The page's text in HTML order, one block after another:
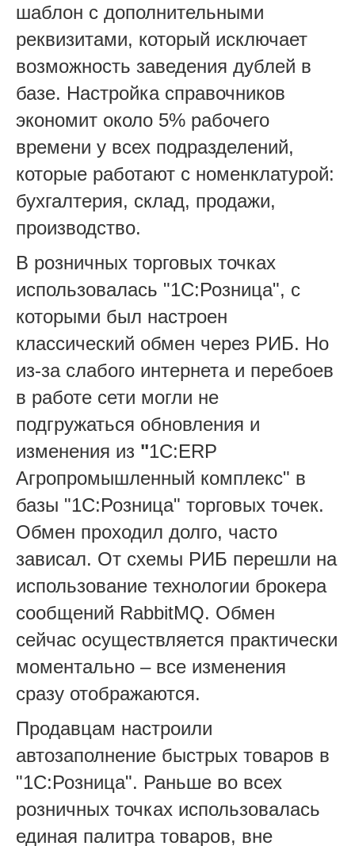
шаблон с дополнительными
реквизитами, который исключает
возможность заведения дублей в
базе. Настройка справочников
экономит около 5% рабочего
времени у всех подразделений,
которые работают с номенклатурой:
бухгалтерия, склад, продажи,
производство.
В розничных торговых точках
использовалась "1С:Розница", с
которыми был настроен
классический обмен через РИБ. Но
из-за слабого интернета и перебоев
в работе сети могли не
подгружаться обновления и
изменения из "1С:ERP
Агропромышленный комплекс" в
базы "1С:Розница" торговых точек.
Обмен проходил долго, часто
зависал. От схемы РИБ перешли на
использование технологии брокера
сообщений RabbitMQ. Обмен
сейчас осуществляется практически
моментально – все изменения
сразу отображаются.
Продавцам настроили
автозаполнение быстрых товаров в
"1С:Розница". Раньше во всех
розничных точках использовалась
единая палитра товаров, вне